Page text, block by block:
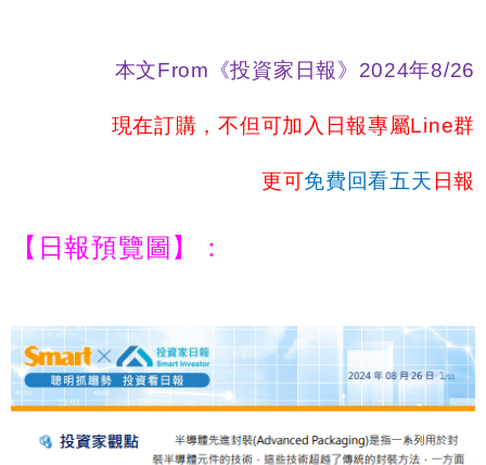
本文From《投資家日報》2024年8/26
現在訂購，不但可加入日報專屬Line群
更可免費回看五天 日報
【日報預覽圖】：